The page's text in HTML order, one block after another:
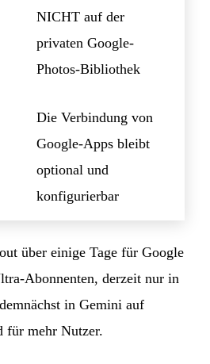
NICHT auf der
privaten Google-
Photos-Bibliothek
Die Verbindung von
Google-Apps bleibt
optional und
konfigurierbar
über einige Tage für Google
Abonnenten, derzeit nur in
in Gemini auf
für mehr Nutzer.